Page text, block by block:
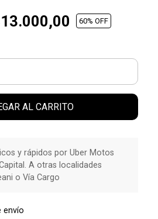
60% OFF
AL CARRITO
y rápidos por Uber Motos
A otras localidades
o Vía Cargo
envío